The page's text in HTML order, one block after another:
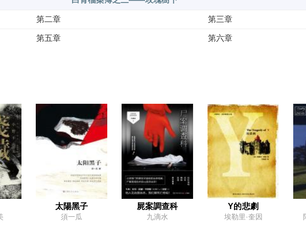
第二章 第三章
第五章 第六章
太陽黑子
須一瓜
屍案調查科
九滴水
Y的悲劇
埃勒里·奎因